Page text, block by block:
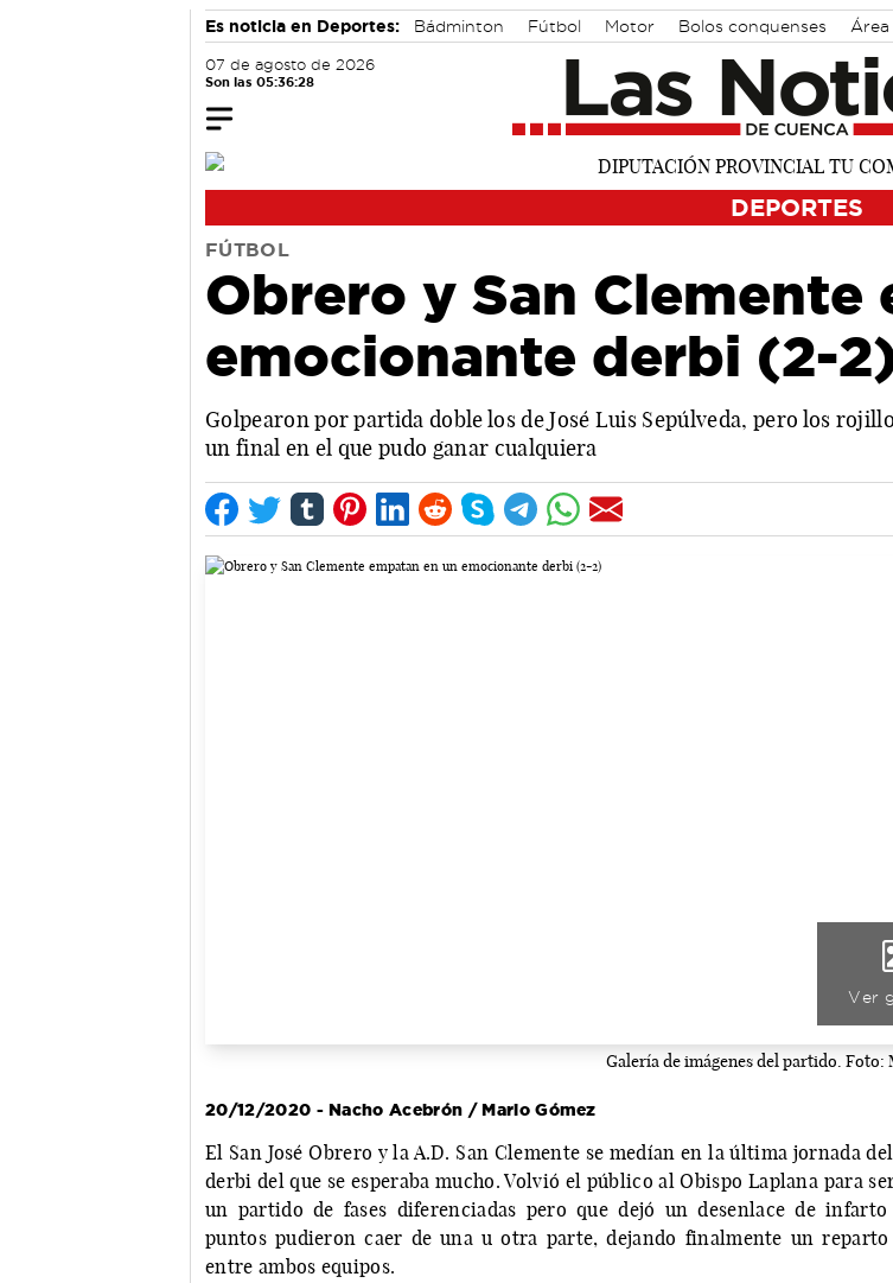
Es noticia en Deportes: Bádminton Fútbol Motor Bolos conquenses Área
07 de agosto de 2026
Son las 05:36:29
DEPORTES
FÚTBOL
Obrero y San Clemente
emocionante derbi (2-
Golpearon por partida doble los de José Luis Sepúlveda, pero los
un final en el que pudo ganar cualquiera
Ver
Galería de imágenes del partido. Foto:
20/12/2020 - Nacho Acebrón / Mario Gómez
El San José Obrero y la A.D. San Clemente se medían en la última jornada
derbi del que se esperaba mucho. Volvió el público al Obispo Laplana para
un partido de fases diferenciadas pero que dejó un desenlace de
puntos pudieron caer de una u otra parte, dejando finalmente un
entre ambos equipos.